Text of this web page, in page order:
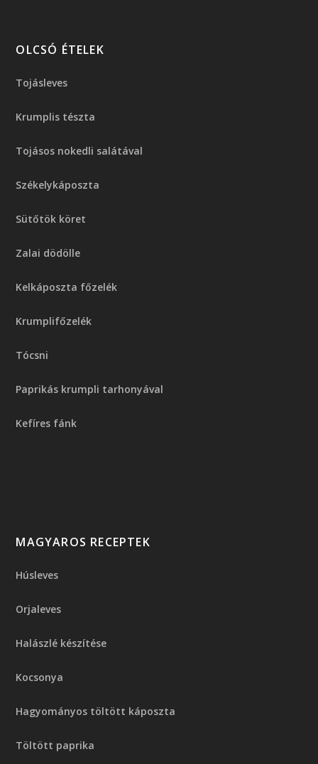
OLCSÓ ÉTELEK
Tojásleves
Krumplis tészta
Tojásos nokedli salátával
Székelykáposzta
Sütőtök köret
Zalai dödölle
Kelkáposzta főzelék
Krumplifőzelék
Tócsni
Paprikás krumpli tarhonyával
Kefíres fánk
MAGYAROS RECEPTEK
Húsleves
Orjaleves
Halászlé készítése
Kocsonya
Hagyományos töltött káposzta
Töltött paprika